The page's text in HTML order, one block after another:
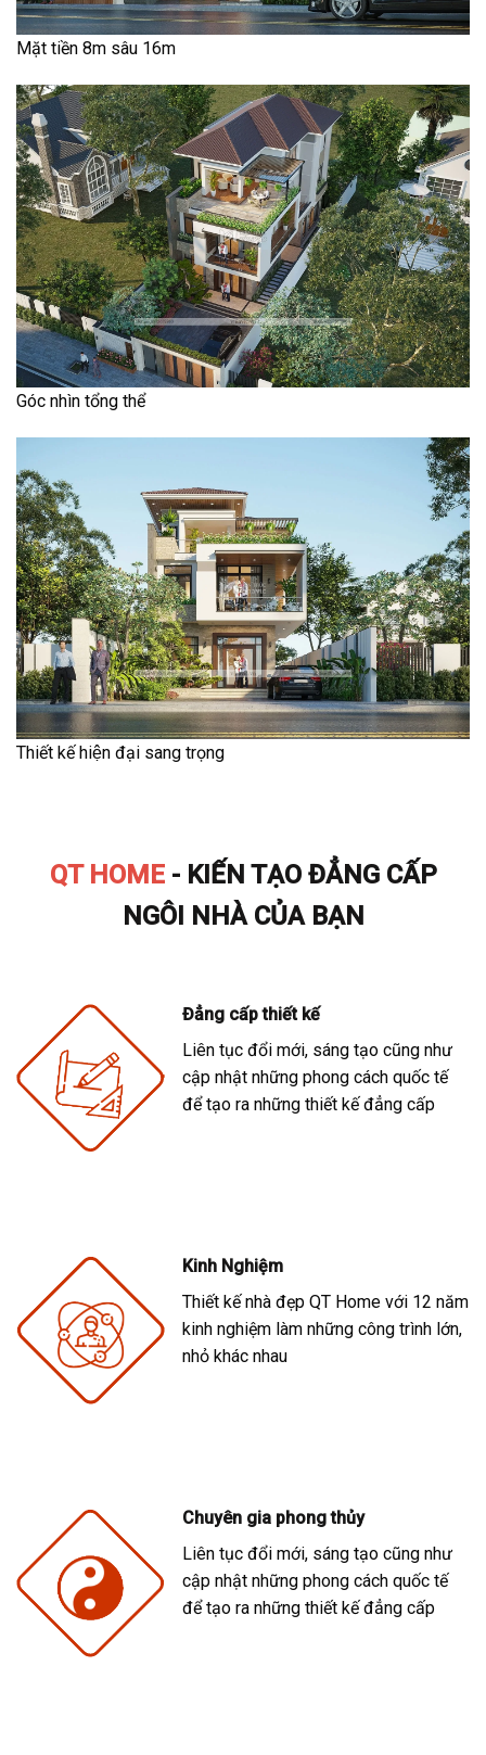
Mặt tiền 8m sâu 16m
Góc nhìn tổng thể
Thiết kế hiện đại sang trọng
QT HOME- KIẾN TẠO ĐẲNG CẤP
NGÔI NHÀ CỦA BẠN
Đẳng cấp thiết kế
Liên tục đổi mới, sáng tạo cũng như
cập nhật những phong cách quốc tế
để tạo ra những thiết kế đẳng cấp
Kinh Nghiệm
Thiết kế nhà đẹp QT Home với 12 năm
kinh nghiệm làm những công trình lớn,
nhỏ khác nhau
Chuyên gia phong thủy
Liên tục đổi mới, sáng tạo cũng như
cập nhật những phong cách quốc tế
để tạo ra những thiết kế đẳng cấp